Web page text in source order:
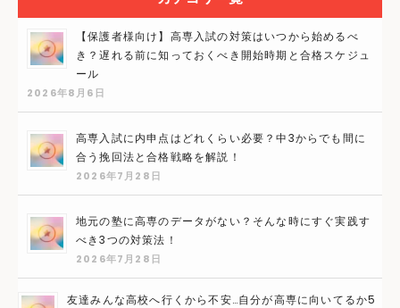
【保護者様向け】高専入試の対策はいつから始めるべ
き？遅れる前に知っておくべき開始時期と合格スケジュ
ール
2026年8月6日
高専入試に内申点はどれくらい必要？中3からでも間に
合う挽回法と合格戦略を解説！
2026年7月28日
地元の塾に高専のデータがない？そんな時にすぐ実践す
べき3つの対策法！
2026年7月28日
友達みんな高校へ行くから不安…自分が高専に向いてるか5